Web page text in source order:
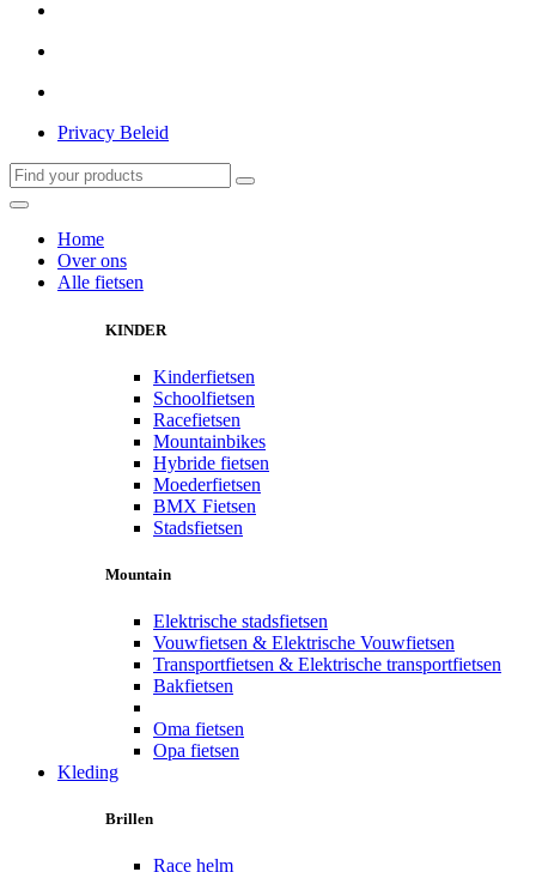
Privacy Beleid
Home
Over ons
Alle fietsen
KINDER
Kinderfietsen
Schoolfietsen
Racefietsen
Mountainbikes
Hybride fietsen
Moederfietsen
BMX Fietsen
Stadsfietsen
Mountain
Elektrische stadsfietsen
Vouwfietsen & Elektrische Vouwfietsen
Transportfietsen & Elektrische transportfietsen
Bakfietsen
Oma fietsen
Opa fietsen
Kleding
Brillen
Race helm